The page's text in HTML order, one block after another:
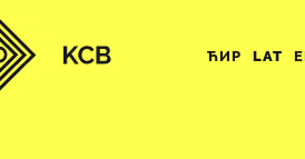
ЋИР LAT